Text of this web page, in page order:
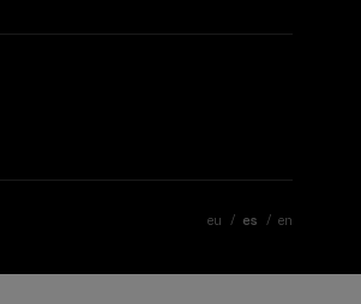
eu es en